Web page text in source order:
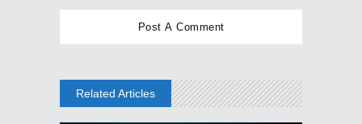
Related Articles